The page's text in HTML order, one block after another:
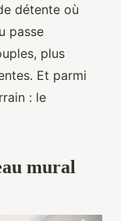
détente où
passe
plus
Et parmi
: le
mural